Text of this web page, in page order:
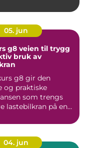
05. jun
til trygg
bruk av
g8 gir den
og praktiske
som trengs
lastebilkran på en
04. jun